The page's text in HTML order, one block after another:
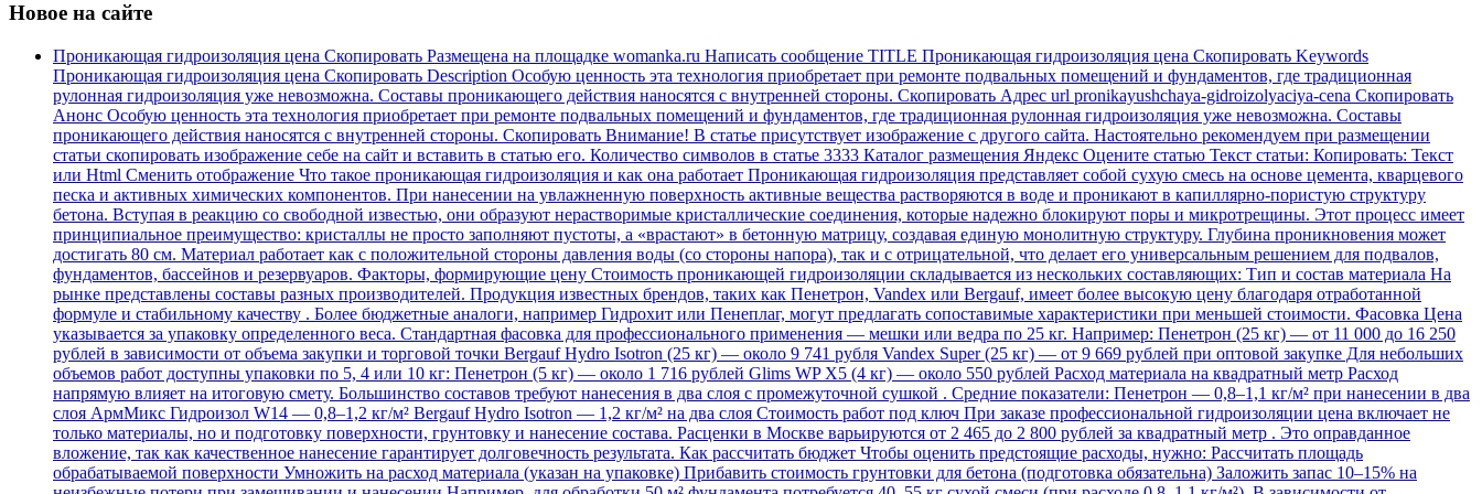
Новое на сайте
Проникающая гидроизоляция цена Скопировать Размещена на площадке womanka.ru Написать сообщение TITLE Проникающая гидроизоляция цена Скопировать Keywords
Проникающая гидроизоляция цена Скопировать Description Особую ценность эта технология приобретает при ремонте подвальных помещений и фундаментов, где традиционная
рулонная гидроизоляция уже невозможна. Составы проникающего действия наносятся с внутренней стороны. Скопировать Адрес url pronikayushchaya-gidroizolyaciya-cena Скопировать
Анонс Особую ценность эта технология приобретает при ремонте подвальных помещений и фундаментов, где традиционная рулонная гидроизоляция уже невозможна. Составы
проникающего действия наносятся с внутренней стороны. Скопировать Внимание! В статье присутствует изображение с другого сайта. Настоятельно рекомендуем при размещении
статьи скопировать изображение себе на сайт и вставить в статью его. Количество символов в статье 3333 Каталог размещения Яндекс Оцените статью Текст статьи: Копировать: Текст
или Html Cменить отображение Что такое проникающая гидроизоляция и как она работает Проникающая гидроизоляция представляет собой сухую смесь на основе цемента, кварцевого
песка и активных химических компонентов. При нанесении на увлажненную поверхность активные вещества растворяются в воде и проникают в капиллярно-пористую структуру
бетона. Вступая в реакцию со свободной известью, они образуют нерастворимые кристаллические соединения, которые надежно блокируют поры и микротрещины. Этот процесс имеет
принципиальное преимущество: кристаллы не просто заполняют пустоты, а «врастают» в бетонную матрицу, создавая единую монолитную структуру. Глубина проникновения может
достигать 80 см. Материал работает как с положительной стороны давления воды (со стороны напора), так и с отрицательной, что делает его универсальным решением для подвалов,
фундаментов, бассейнов и резервуаров. Факторы, формирующие цену Стоимость проникающей гидроизоляции складывается из нескольких составляющих: Тип и состав материала На
рынке представлены составы разных производителей. Продукция известных брендов, таких как Пенетрон, Vandex или Bergauf, имеет более высокую цену благодаря отработанной
формуле и стабильному качеству . Более бюджетные аналоги, например Гидрохит или Пенеплаг, могут предлагать сопоставимые характеристики при меньшей стоимости. Фасовка Цена
указывается за упаковку определенного веса. Стандартная фасовка для профессионального применения — мешки или ведра по 25 кг. Например: Пенетрон (25 кг) — от 11 000 до 16 250
рублей в зависимости от объема закупки и торговой точки Bergauf Hydro Isotron (25 кг) — около 9 741 рубля Vandex Super (25 кг) — от 9 669 рублей при оптовой закупке Для небольших
объемов работ доступны упаковки по 5, 4 или 10 кг: Пенетрон (5 кг) — около 1 716 рублей Glims WP X5 (4 кг) — около 550 рублей Расход материала на квадратный метр Расход
напрямую влияет на итоговую смету. Большинство составов требуют нанесения в два слоя с промежуточной сушкой . Средние показатели: Пенетрон — 0,8–1,1 кг/м² при нанесении в два
слоя АрмМикс Гидроизол W14 — 0,8–1,2 кг/м² Bergauf Hydro Isotron — 1,2 кг/м² на два слоя Стоимость работ под ключ При заказе профессиональной гидроизоляции цена включает не
только материалы, но и подготовку поверхности, грунтовку и нанесение состава. Расценки в Москве варьируются от 2 465 до 2 800 рублей за квадратный метр . Это оправданное
вложение, так как качественное нанесение гарантирует долговечность результата. Как рассчитать бюджет Чтобы оценить предстоящие расходы, нужно: Рассчитать площадь
обрабатываемой поверхности Умножить на расход материала (указан на упаковке) Прибавить стоимость грунтовки для бетона (подготовка обязательна) Заложить запас 10–15% на